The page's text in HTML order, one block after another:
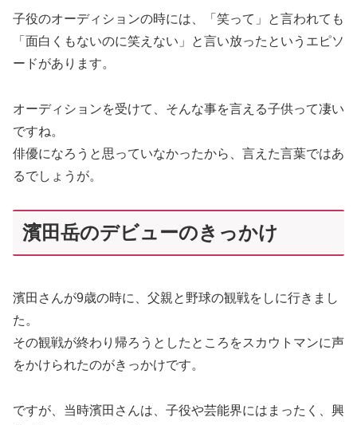
子役のオーディションの時には、「笑って」と言われても
「面白くもないのに笑えない」と言い放ったというエピソ
ードがあります。
オーディションを受けて、そんな事を言える子供って凄い
ですね。
俳優になろうと思っていなかったから、言えた言葉ではあ
るでしょうが。
濱田岳のデビューのきっかけ
濱田さんが9歳の時に、父親と野球の観戦をしに行きまし
た。
その観戦が終わり帰ろうとしたところをスカウトマンに声
をかけられたのがきっかけです。
ですが、当時濱田さんは、子役や芸能界にはまったく、興